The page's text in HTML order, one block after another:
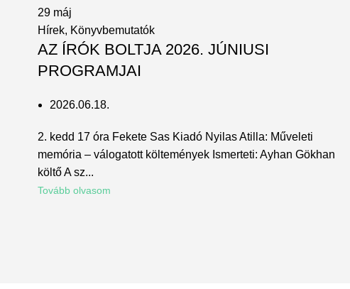
29 máj
Hírek, Könyvbemutatók
AZ ÍRÓK BOLTJA 2026. JÚNIUSI
PROGRAMJAI
2026.06.18.
2. kedd 17 óra Fekete Sas Kiadó Nyilas Atilla: Műveleti
memória – válogatott költemények Ismerteti: Ayhan Gökhan
költő A sz...
Tovább olvasom